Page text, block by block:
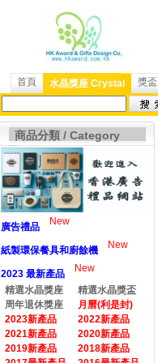
首頁 水晶獎座 Crystal 獎
商品分類 / Category
廣告禮品 New
紙製環保餐具和廚餘機 New
2023 最新產品
New
精選水晶獎座
精選水晶獎盃
周年退休獎座
月曆(利是封)
2023新產品
2022新產品
2021新產品
2020新產品
2019新產品
2018新產品